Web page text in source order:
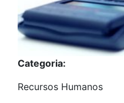
Categoria:
Recursos Humanos